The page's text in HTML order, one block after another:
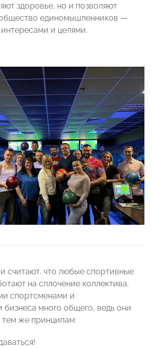
здоровье, но и позволяют
единомышленников —
и целями.
считают, что любые спортивные
на сплочение коллектива.
спортсменами и
бизнеса много общего, ведь они
же принципам: